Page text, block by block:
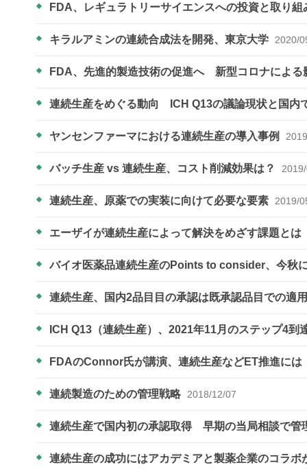
FDA、レギュラトリーサイエンスへの投資と取り
キラルアミンの連続合成法を開発、東京大学 2020/
FDA、先進的製造技術の促進へ 新型コロナによる
連続生産をめぐる動向 ICH Q13の議論現状と国内
ヤンセンファーマにおける連続生産の導入事例
バッチ生産 vs 連続生産、コスト削減効果は？
連続生産、原薬での実装に向けて必要な要素 2019/
エーザイが連続生産によって解決をめざす課題とは
バイオ医薬品連続生産のPoints to consider、今秋
連続生産、国内2品目目の承認は既承認品目での適
ICH Q13（連続生産）、2021年11月のステップ4到
FDAのConnor氏が講演、連続生産などET推進に
連続製造のための管理戦略 2018/12/07
連続生産で国内初の承認取得 早期の当局相談で管
連続生産の成功にはアカデミアと製薬企業のコラ